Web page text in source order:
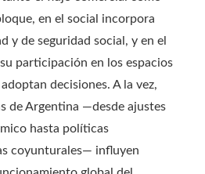
en el social incorpora
y de seguridad social, y en el
participación en los espacios
decisiones. A la vez,
de Argentina —desde ajustes
hasta políticas
coyunturales— influyen